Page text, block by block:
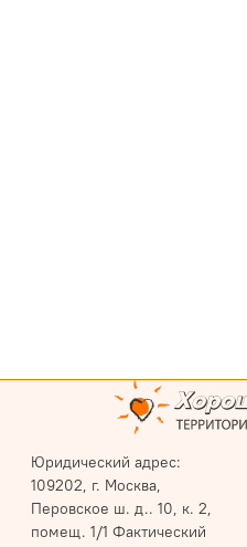
Юридический адрес:
109202, г. Москва,
Перовское ш. д.. 10, к. 2,
помещ. 1/1 Фактический